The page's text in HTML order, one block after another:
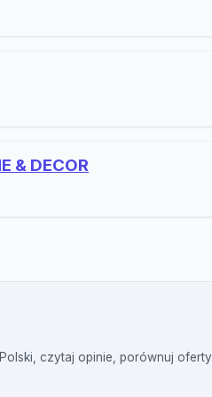
& DECOR
czytaj opinie, porównuj